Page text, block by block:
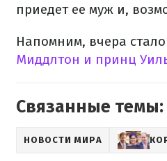
приедет ее муж и,
Напомним, вчера стало
Миддлтон и принц
Связанные темы:
НОВОСТИ МИРА